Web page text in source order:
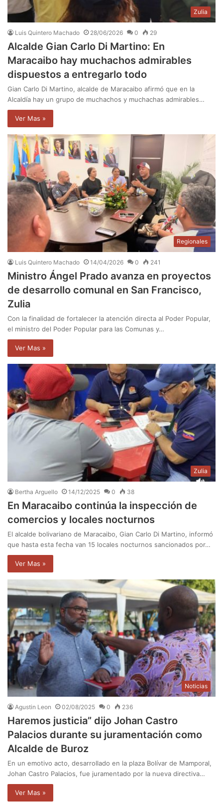
Zulia
Luis Quintero Machado 28/06/2026 0 29
Alcalde Gian Carlo Di Martino: En
Maracaibo hay muchachos admirables
dispuestos a entregarlo todo
Gian Carlo Di Martino, alcalde de Maracaibo afirmó que en la
Alcaldía hay un grupo de muchachos y muchachas admirables…
Ver Mas »
Regionales
Luis Quintero Machado 14/04/2026 0 241
Ministro Ángel Prado avanza en proyectos
de desarrollo comunal en San Francisco,
Zulia
Con la finalidad de fortalecer la atención directa al Poder Popular,
el ministro del Poder Popular para las Comunas y…
Ver Mas »
Zulia
Bertha Arguello 14/12/2025 0 38
En Maracaibo continúa la inspección de
comercios y locales nocturnos
El alcalde bolivariano de Maracaibo, Gian Carlo Di Martino, informó
que hasta esta fecha van 15 locales nocturnos sancionados por…
Ver Mas »
Noticias
Agustin Leon 02/08/2025 0 236
Haremos justicia” dijo Johan Castro
Palacios durante su juramentación como
Alcalde de Buroz
En un emotivo acto, desarrollado en la plaza Bolívar de Mamporal,
Johan Castro Palacios, fue juramentado por la nueva directiva…
Ver Mas »